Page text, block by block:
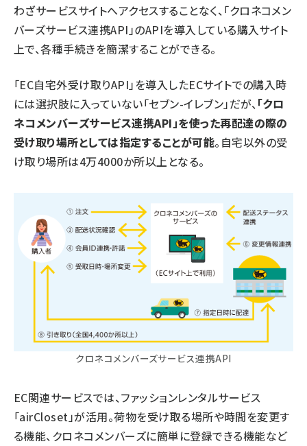
わざサービスサイトへアクセスすることなく、「クロネコメン
バーズサービス連携API」のAPIを導入している購入サイト
上で、各種手続きを簡潔することができる。
「EC自宅外受け取りAPI」を導入したECサイトでの購入時
には選択肢に入っていない「セブン-イレブン」だが、「クロ
ネコメンバーズサービス連携API」を使った再配達の際の
受け取り場所としては指定することが可能。自宅以外の受
け取り場所は4万4000か所以上となる。
クロネコメンバーズサービス連携API
EC関連サービスでは、ファッションレンタルサービス
「airCloset」が活用。荷物を受け取る場所や時間を変更す
る機能、クロネコメンバーズに簡単に登録できる機能など